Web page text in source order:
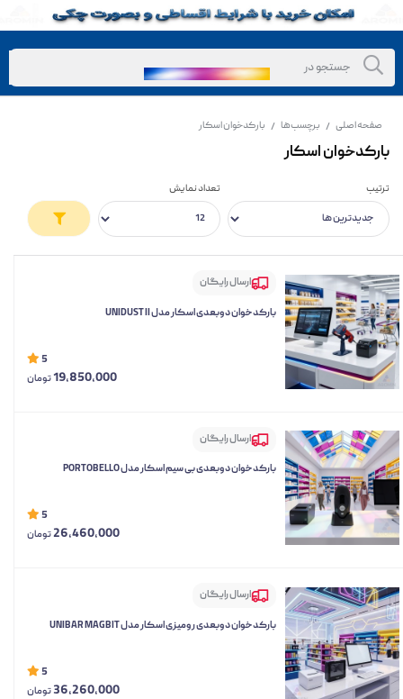
صفحه اصلی / برچسب‌ها / بارکدخوان اسکار
بارکدخوان اسکار
ترتیب تعداد نمایش
ارسال رایگان
بارکدخوان دوبعدی اسکار مدل UNIDUST II
5
19,850,000تومان
ارسال رایگان
بارکدخوان دوبعدی بی سیم اسکار مدل PORTOBELLO
5
26,460,000تومان
ارسال رایگان
بارکدخوان دوبعدی رومیزی اسکار مدل UNIBAR MAGBIT
5
36,260,000تومان